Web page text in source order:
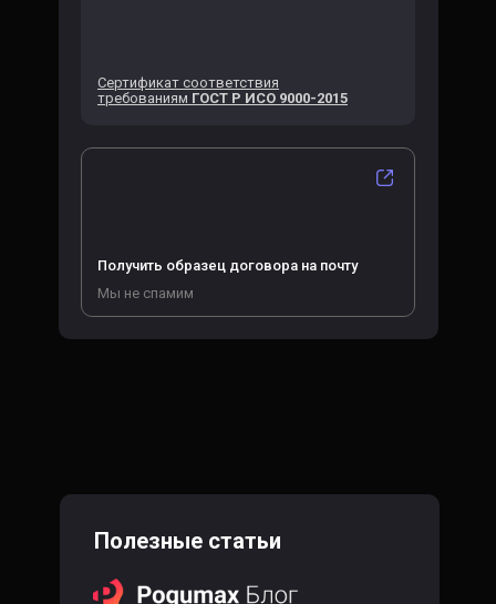
Получить образец договора на почту
Мы не спамим
Сертификат соответствия
требованиям ГОСТ Р ИСО 9000-2015
Полезные статьи